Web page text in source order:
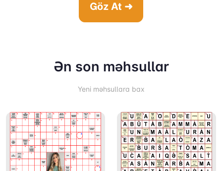
Göz At ➜
Ən son məhsullar
Yeni məhsullara bax